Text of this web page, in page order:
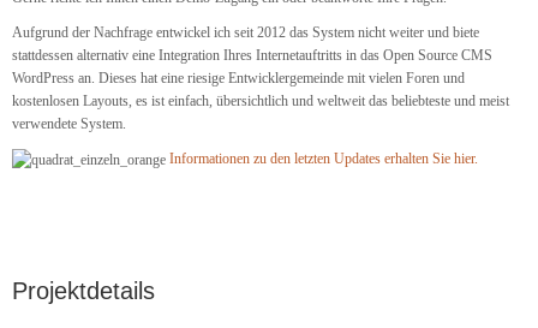
Aufgrund der Nachfrage entwickel ich seit 2012 das System nicht weiter und biete
stattdessen alternativ eine Integration Ihres Internetauftritts in das Open Source CMS
WordPress an. Dieses hat eine riesige Entwicklergemeinde mit vielen Foren und
kostenlosen Layouts, es ist einfach, übersichtlich und weltweit das beliebteste und meist
verwendete System.
Informationen zu den letzten Updates erhalten Sie hier.
Projektdetails